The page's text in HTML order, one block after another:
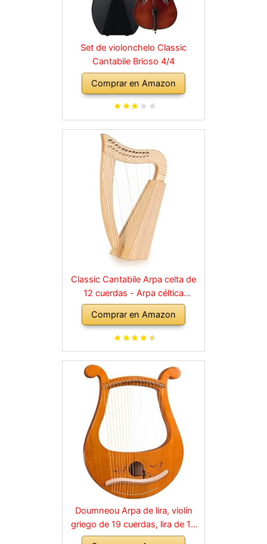
Set de violonchelo Classic
Cantabile Brioso 4/4
Comprar en Amazon
Classic Cantabile Arpa celta de
12 cuerdas - Arpa céltica
irlandesa madera de fresno - con
2 llaves de afinación y bolsa de
transporte
Comprar en Amazon
Doumneou Arpa de lira, violín
griego de 19 cuerdas, lira de 19
cuerdas, patrones únicos